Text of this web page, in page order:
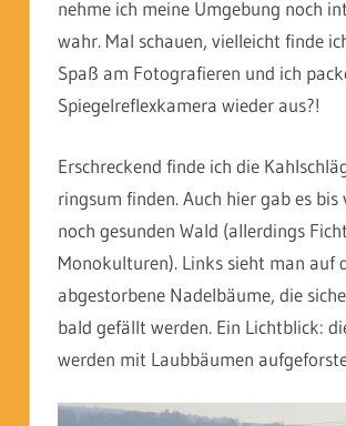
nehme ich meine Umgebung noch
wahr. Mal schauen, vielleicht finde
Spaß am Fotografieren und ich
Spiegelreflexkamera wieder aus?!
Erschreckend finde ich die
ringsum finden. Auch hier gab es bis
noch gesunden Wald (allerdings
Monokulturen). Links sieht man auf
abgestorbene Nadelbäume, die
bald gefällt werden. Ein Lichtblick:
werden mit Laubbäumen